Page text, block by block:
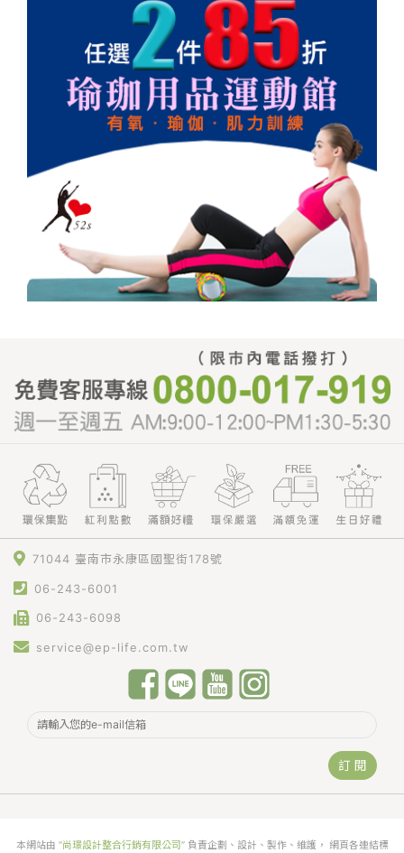
71044 臺南市永康區國聖街178號
06-243-6001
06-243-6098
service@ep-life.com.tw
訂 閱
本網站由 “尚璟設計整合行銷有限公司” 負責企劃、設計、製作、維護， 網頁各連結標